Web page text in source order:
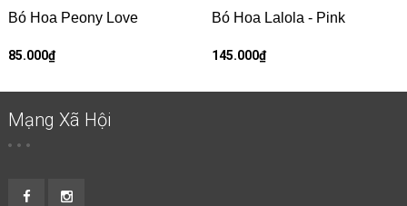
Bó Hoa Peony Love
85.000₫
Bó Hoa Lalola - Pink
145.000₫
Mạng Xã Hội